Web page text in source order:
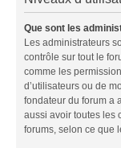
Que sont les
Les administrateurs
contrôle sur tout le
comme les
d’utilisateurs ou de
fondateur du forum a
aussi avoir toutes les
forums, selon ce que